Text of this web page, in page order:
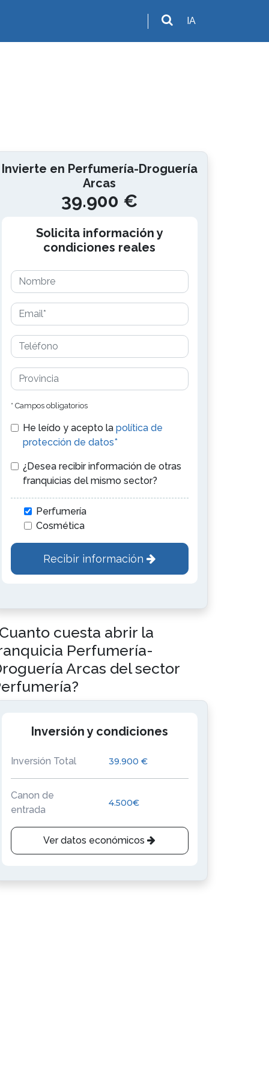
IA
Invierte en Perfumería-Droguería
Arcas
39.900 €
Solicita información y
condiciones reales
* Campos obligatorios
He leído y acepto la política de
protección de datos*
¿Desea recibir información de otras
franquicias del mismo sector?
Perfumería
Cosmética
Recibir información
cuesta abrir la
Perfumería-
Arcas del sector
Inversión y condiciones
Inversión Total 39.900 €
Canon de
entrada
4.500€
Ver datos económicos